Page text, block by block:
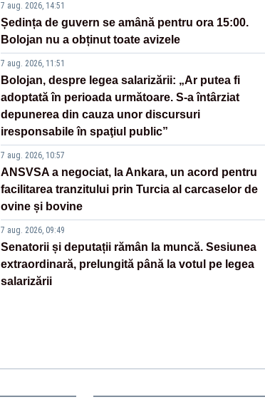
7 aug. 2026, 14:51
Ședința de guvern se amână pentru ora 15:00.
Bolojan nu a obținut toate avizele
7 aug. 2026, 11:51
Bolojan, despre legea salarizării: „Ar putea fi
adoptată în perioada următoare. S-a întârziat
depunerea din cauza unor discursuri
iresponsabile în spaţiul public”
7 aug. 2026, 10:57
ANSVSA a negociat, la Ankara, un acord pentru
facilitarea tranzitului prin Turcia al carcaselor de
ovine și bovine
7 aug. 2026, 09:49
Senatorii și deputații rămân la muncă. Sesiunea
extraordinară, prelungită până la votul pe legea
salarizării